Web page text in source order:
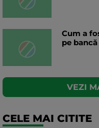
Cum a
pe
VEZI
CELE MAI CITITE